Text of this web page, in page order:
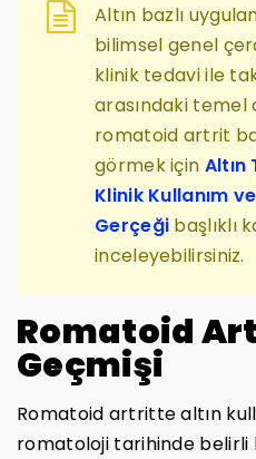
Altın bazlı
bilimsel genel
klinik tedavi ile
arasındaki temel
romatoid artrit
görmek için Altın
Klinik Kullanım
Gerçeği başlıklı
inceleyebilirsiniz.
Romatoid
Geçmişi
Romatoid artritte altın
romatoloji tarihinde